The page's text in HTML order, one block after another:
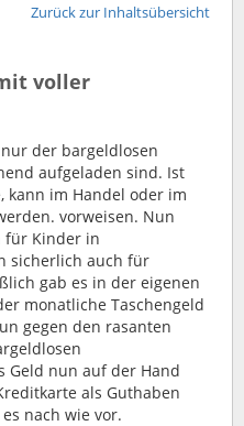
Zurück zur Inhaltsübersicht
voller
der bargeldlosen
aufgeladen sind. Ist
kann im Handel oder im
vorweisen. Nun
für Kinder in
sicherlich auch für
gab es in der eigenen
monatliche Taschengeld
gegen den rasanten
Geld nun auf der Hand
als Guthaben
nach wie vor.